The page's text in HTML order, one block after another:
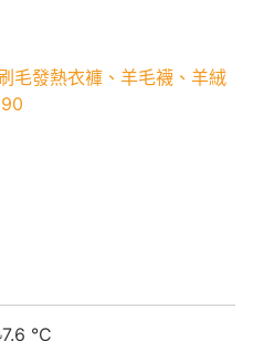
毛發熱衣褲、羊毛襪、羊絨
°C